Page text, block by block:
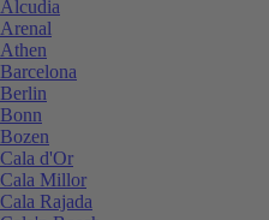
Alcudia
Arenal
Athen
Barcelona
Berlin
Bonn
Bozen
Cala d'Or
Cala Millor
Cala Rajada